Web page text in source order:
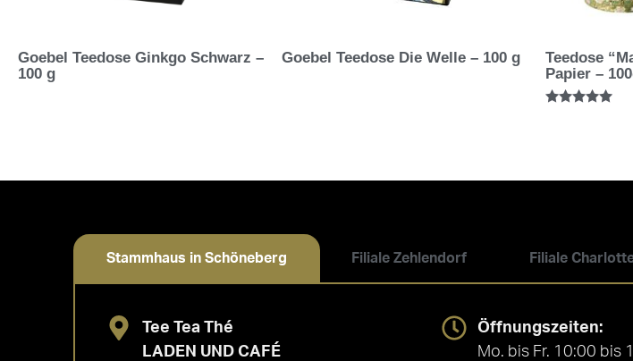
Goebel Teedose Ginkgo Schwarz –
100 g
Goebel Teedose Die Welle – 100 g
Teedose
Papier –
Stammhaus in Schöneberg Filiale Zehlendorf Filiale
Tee Tea Thé
LADEN UND CAFÉ
Öffnungszeiten:
Mo. bis Fr. 10:00 bis